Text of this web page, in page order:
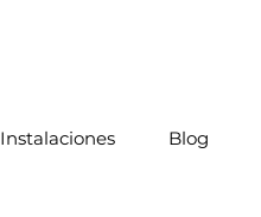
Instalaciones Blog